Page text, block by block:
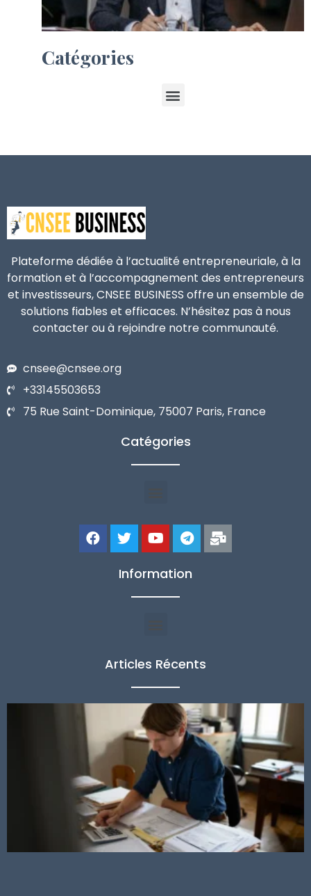
Catégories
Plateforme dédiée à l’actualité entrepreneuriale, à la
formation et à l’accompagnement des entrepreneurs
et investisseurs, CNSEE BUSINESS offre un ensemble de
solutions fiables et efficaces. N’hésitez pas à nous
contacter ou à rejoindre notre communauté.
cnsee@cnsee.org
+33145503653
75 Rue Saint-Dominique, 75007 Paris, France
Catégories
Information
Articles Récents